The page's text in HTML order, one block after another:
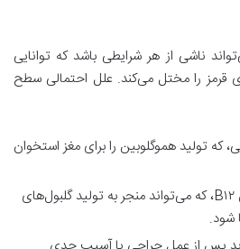
ناشی از هر شرایطی باشد که توانایی
قرمز را مختل می‌کند. علل احتمالی سطح
که تولید هموگلوبین را برای مغز استخوان
کمبود فولات یا ویتامین B۱۲، که می‌تواند منجر به تولید گلبول‌های
شود.